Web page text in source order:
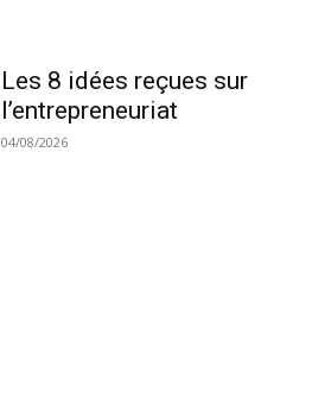
Les 8 idées reçues sur
l’entrepreneuriat
04/08/2026